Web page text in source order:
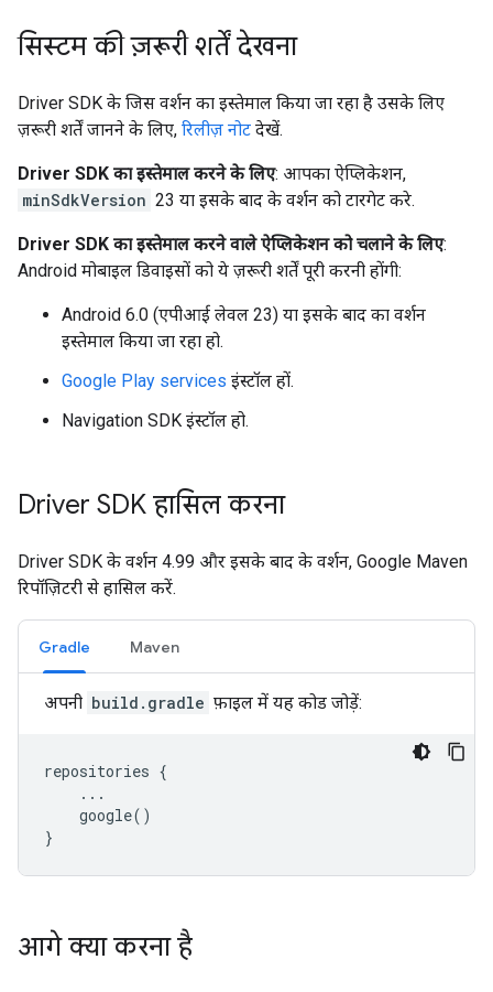
सिस्टम की ज़रूरी शर्तें देखना
Driver SDK के जिस वर्शन का इस्तेमाल किया जा रहा है उसके लिए
ज़रूरी शर्तें जानने के लिए, रिलीज़ नोट देखें.
Driver SDK का इस्तेमाल करने के लिए: आपका ऐप्लिकेशन,
minSdkVersion 23 या इसके बाद के वर्शन को टारगेट करे.
Driver SDK का इस्तेमाल करने वाले ऐप्लिकेशन को चलाने के लिए:
Android मोबाइल डिवाइसों को ये ज़रूरी शर्तें पूरी करनी होंगी:
Android 6.0 (एपीआई लेवल 23) या इसके बाद का वर्शन
इस्तेमाल किया जा रहा हो.
Google Play services इंस्टॉल हों.
Navigation SDK इंस्टॉल हो.
Driver SDK हासिल करना
Driver SDK के वर्शन 4.99 और इसके बाद के वर्शन, Google Maven
रिपॉज़िटरी से हासिल करें.
Gradle Maven
अपनी build.gradle फ़ाइल में यह कोड जोड़ें:
repositories {
...
google()
}
आगे क्या करना है